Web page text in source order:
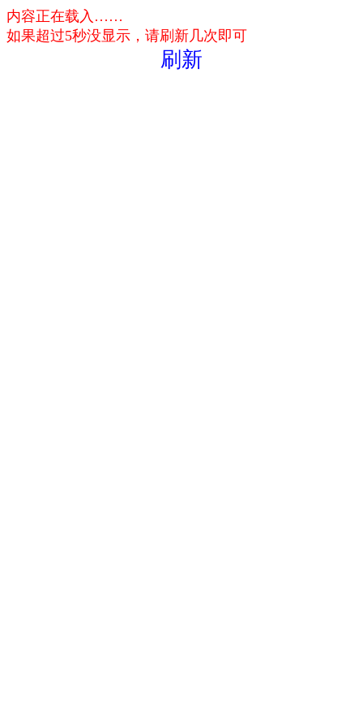
内容正在载入……
如果超过5秒没显示，请刷新几次即可
刷新